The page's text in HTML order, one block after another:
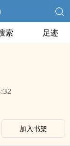
索 足迹
加入书架